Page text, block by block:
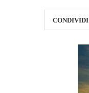
CONDIVIDI